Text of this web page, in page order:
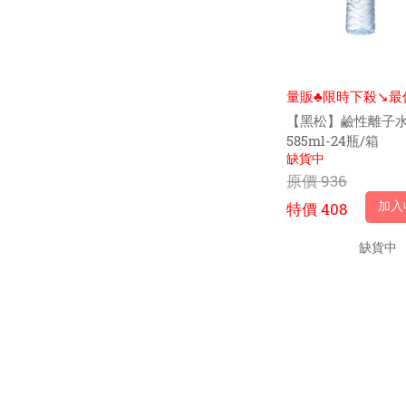
量販♣限時下殺↘️最
入$15.5元
【黑松】鹼性離子
585ml-24瓶/箱
缺貨中
原價936
特價408 加
缺貨中